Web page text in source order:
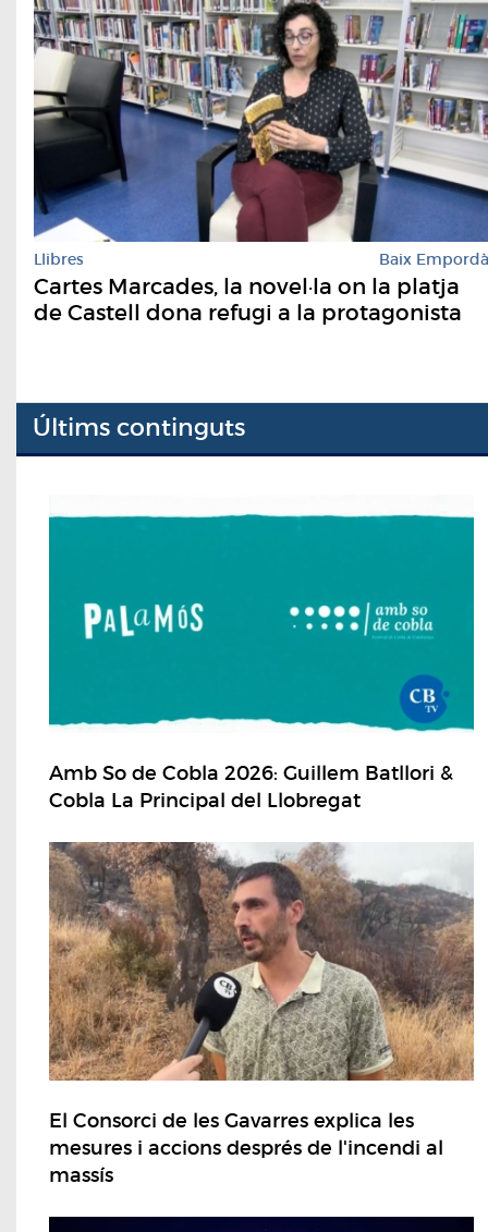
Llibres Baix Empordà
Cartes Marcades, la novel·la on la platja
de Castell dona refugi a la protagonista
Últims continguts
Amb So de Cobla 2026: Guillem Batllori &
Cobla La Principal del Llobregat
El Consorci de les Gavarres explica les
mesures i accions després de l'incendi al
massís